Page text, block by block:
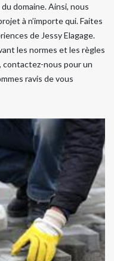
domaine. Ainsi, nous
à n’importe qui. Faites
de Jessy Elagage.
les normes et les règles
contactez-nous pour un
ravis de vous